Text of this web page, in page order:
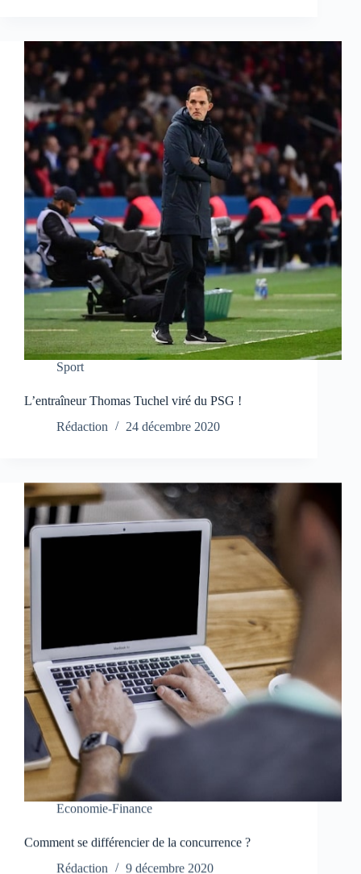
Sport
L’entraîneur Thomas Tuchel viré du PSG !
Rédaction
24 décembre 2020
Economie-Finance
Comment se différencier de la concurrence ?
Rédaction
9 décembre 2020